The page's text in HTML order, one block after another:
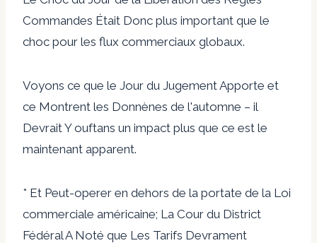
Commandes Était Donc plus important que le
choc pour les flux commerciaux globaux.
Voyons ce que le Jour du Jugement Apporte et
ce Montrent les Donnènes de l'automne – il
Devrait Y ouftans un impact plus que ce est le
maintenant apparent.
* Et Peut-operer en dehors de la portate de la Loi
commerciale américaine; La Cour du District
Fédéral A Noté que Les Tarifs Devrament